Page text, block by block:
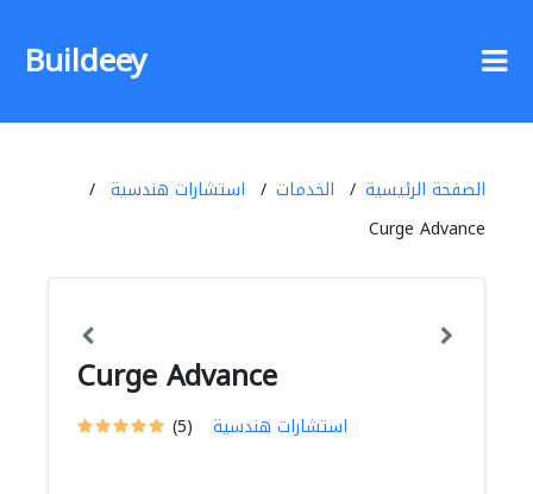
Buildeey
الصفحة الرئيسية الخدمات
استشارات هندسية
Curge Advance
Curge Advance
(5) استشارات هندسية